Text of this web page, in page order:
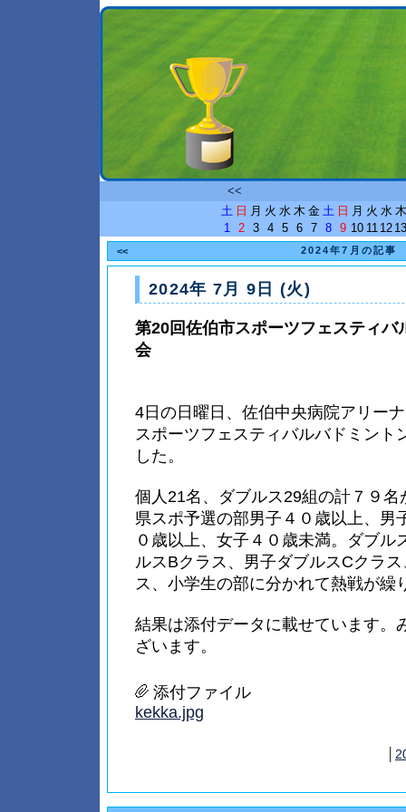
<<
土 日 月 火 水 木 金 土 日 月 火 水 木
1
2 3 4 5 6 7 8 9 10 11 12 13
<< 2024年7月の記事
2024年 7月 9日 (火)
第20回佐伯市スポーツフェスティバ
会
4日の日曜日、佐伯中央病院アリー
スポーツフェスティバルバドミント
した。
個人21名、ダブルス29組の計７９
県スポ予選の部男子４０歳以上、男
０歳以上、女子４０歳未満。ダブル
ルスBクラス、男子ダブルスCクラ
ス、小学生の部に分かれて熱戦が繰
結果は添付データに載せています。
ざいます。
添付ファイル
kekka.jpg